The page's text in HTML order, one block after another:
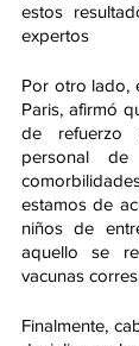
estos
expertos
Por otro lado,
Paris, afirmó
de refuerzo
personal
estamos de
niños de
aquello se
vacunas
Finalmente,